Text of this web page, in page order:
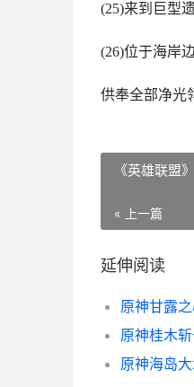
(25)来到巨型
(26)位于海岸
供奉全部净光
《英雄联盟
« 上一篇
延伸阅读
原神甘露
原神桂木
原神海岛